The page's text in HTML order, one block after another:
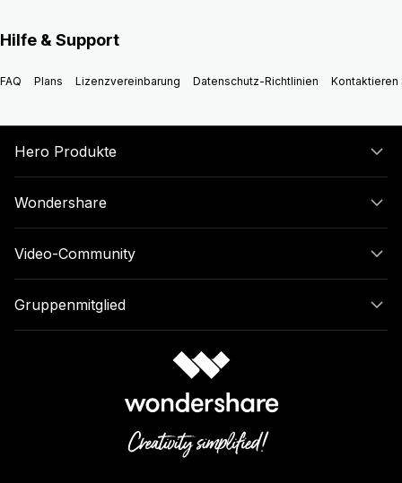
Hilfe & Support
FAQ Plans Lizenzvereinbarung Datenschutz-Richtlinien Kontaktieren
Hero Produkte
Wondershare
Video-Community
Gruppenmitglied